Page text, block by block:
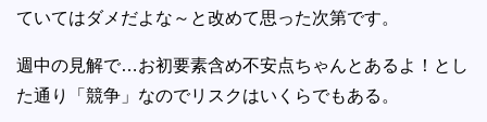
ていてはダメだよな～と改めて思った次第です。
週中の見解で…お初要素含め不安点ちゃんとあるよ！とし
た通り「競争」なのでリスクはいくらでもある。